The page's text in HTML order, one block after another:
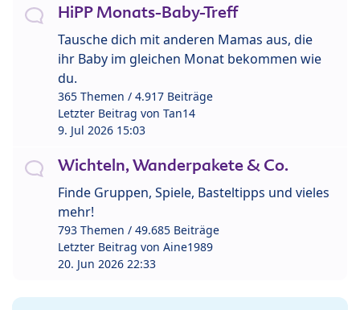
HiPP Monats-Baby-Treff
Tausche dich mit anderen Mamas aus, die
ihr Baby im gleichen Monat bekommen wie
du.
365 Themen / 4.917 Beiträge
Letzter Beitrag von Tan14
9. Jul 2026 15:03
Wichteln, Wanderpakete & Co.
Finde Gruppen, Spiele, Basteltipps und vieles
mehr!
793 Themen / 49.685 Beiträge
Letzter Beitrag von Aine1989
20. Jun 2026 22:33